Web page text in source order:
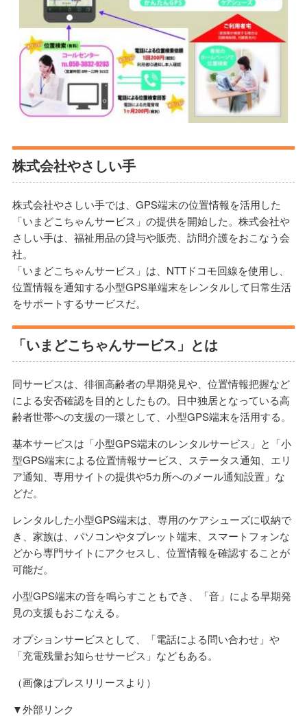
株式会社やさしい手
株式会社やさしい手では、GPS端末の位置情報を活用した
「いまどこちゃんサービス」の提供を開始した。株式会社や
さしい手は、福祉用品の貸与や販売、訪問介護をおこなう会
社。
「いまどこちゃんサービス」は、NTTドコモ回線を使用し、
位置情報を通知する小型GPS単端末をレンタルして日常生活
をサポートするサービスだ。
「いまどこちゃんサービス」とは
同サービスは、徘徊高齢者の早期発見や、位置情報把握など
による安否確認を目的としたもの。日中独居となっている高
齢者世帯への支援の一環として、小型GPS端末を活用する。
基本サービスは「小型GPS端末のレンタルサービス」と「小
型GPS端末による位置情報サービス、ステータス通知、エリ
ア通知、専用サイトの提供や5カ所へのメール通知設置」な
どだ。
レンタルした小型GPS端末は、専用のケアシューズに収納で
き、家族は、パソコンやタブレット端末、スマートフォンな
どから専門サイトにアクセスし、位置情報を確認することが
可能だ。
小型GPS端末の音を鳴らすこともでき、「音」による早期発
見の支援もおこなえる。
オプションサービスとして、「電話による問い合わせ」や
「充電残量お知らせサービス」などもある。
（画像はプレスリリースより）
▼外部リンク